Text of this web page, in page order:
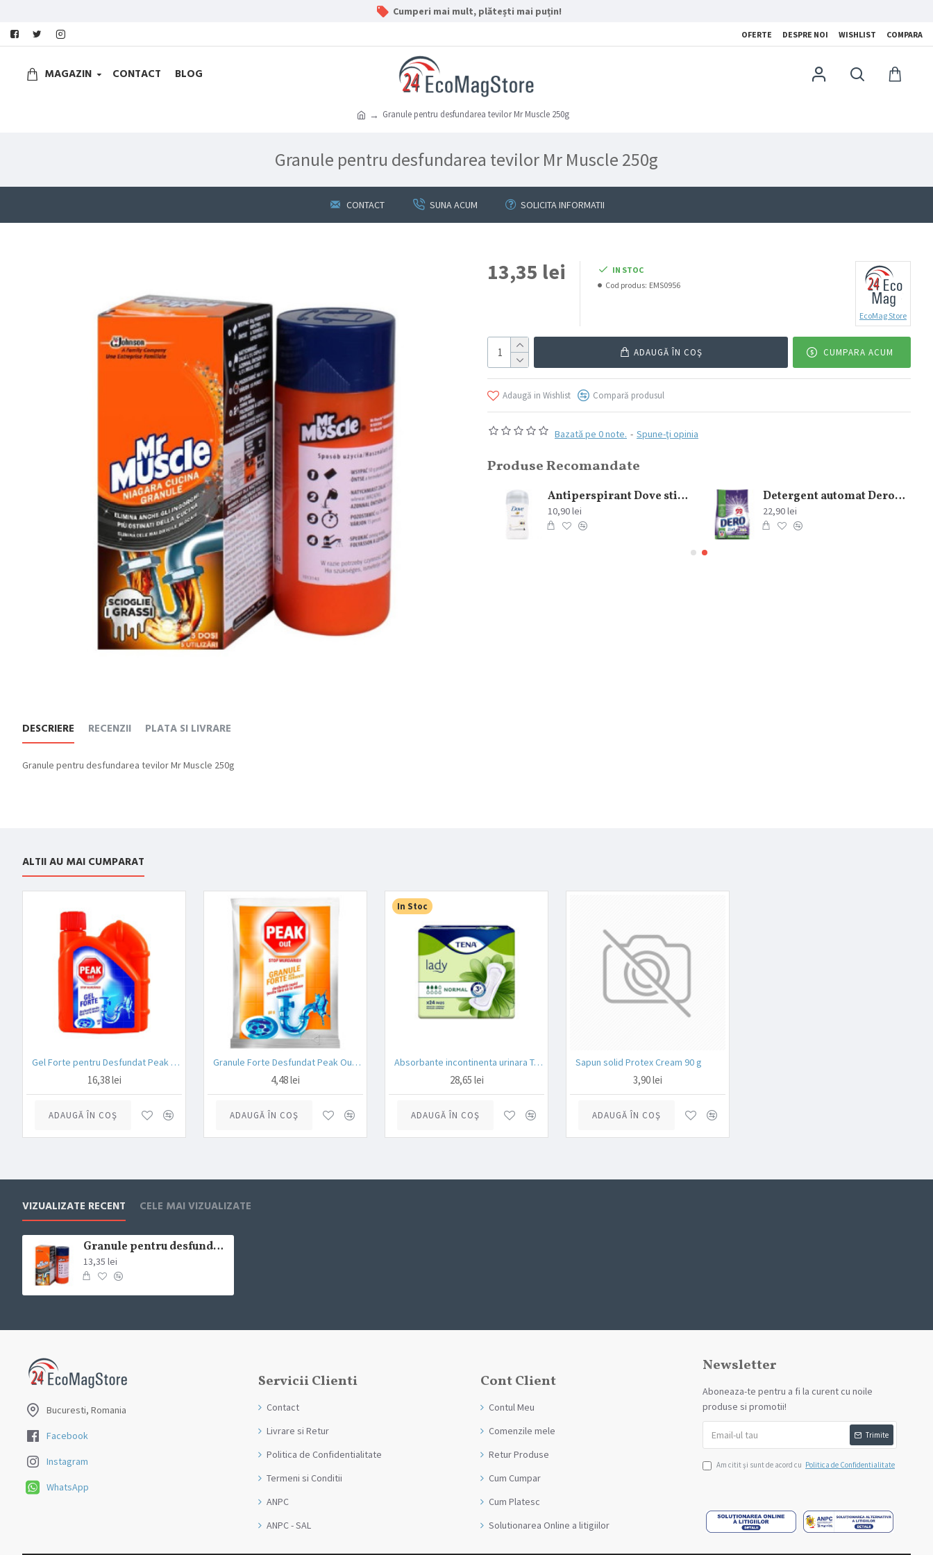
Cumperi mai mult, plătești mai puțin!
OFERTE DESPRE NOI WISHLIST COMPARA
MAGAZIN CONTACT BLOG
Granule pentru desfundarea tevilor Mr Muscle 250g
Granule pentru desfundarea tevilor Mr Muscle 250g
CONTACT SUNA ACUM SOLICITA INFORMATII
Bazată pe 0 note. - Spune-ţi opinia
13,35 lei
IN STOC
Cod produs: EMS0956
EcoMag Store
ADAUGĂ ÎN COŞ CUMPARA ACUM
Adaugă in Wishlist Compară produsul
Produse Recomandate
Fixativ Taft Power Koffein Mega Strong 250ml
18,35 lei 354,07 lei
Antiperspirant Dove stick Invisible Dry Woman 40 ml
10,90 lei
Detergent automat Dero Levantica si Iasomie 2in1, 1.5 kg 20 spalari
22,90 lei
DESCRIERE RECENZII PLATA SI LIVRARE
Granule pentru desfundarea tevilor Mr Muscle 250g
ALTII AU MAI CUMPARAT
Gel Forte pentru Desfundat Peak Out 500 ml
16,38 lei
ADAUGĂ ÎN COŞ
Granule Forte Desfundat Peak Out Apa fierbinte 80 g
4,48 lei
ADAUGĂ ÎN COŞ
In Stoc
Absorbante incontinenta urinara Tena Lady Normal 24 buc
28,65 lei
ADAUGĂ ÎN COŞ
Sapun solid Protex Cream 90 g
3,90 lei
ADAUGĂ ÎN COŞ
VIZUALIZATE RECENT CELE MAI VIZUALIZATE
Granule pentru desfundarea tevilor Mr Muscle 250g
13,35 lei
Bucuresti, Romania
Facebook
Instagram
WhatsApp
Servicii Clienti
Contact
Livrare si Retur
Politica de Confidentialitate
Termeni si Conditii
ANPC
ANPC - SAL
Cont Client
Contul Meu
Comenzile mele
Retur Produse
Cum Cumpar
Cum Platesc
Solutionarea Online a litigiilor
Newsletter
Aboneaza-te pentru a fi la curent cu noile
produse si promotii!
Trimite
Am citit şi sunt de acord cu Politica de Confidentialitate